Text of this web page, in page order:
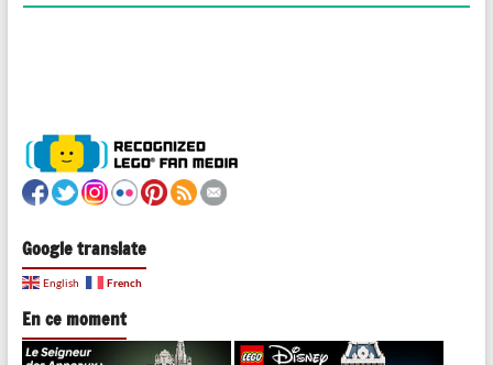
Google translate
English French
En ce moment